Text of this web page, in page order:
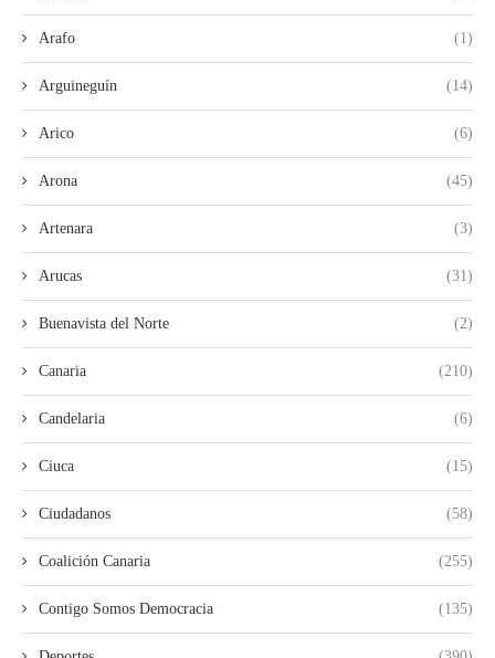
Arafo (1)
Arguineguín (14)
Arico (6)
Arona (45)
Artenara (3)
Arucas (31)
Buenavista del Norte (2)
Canaria (210)
Candelaria (6)
Ciuca (15)
Ciudadanos (58)
Coalición Canaria (255)
Contigo Somos Democracia (135)